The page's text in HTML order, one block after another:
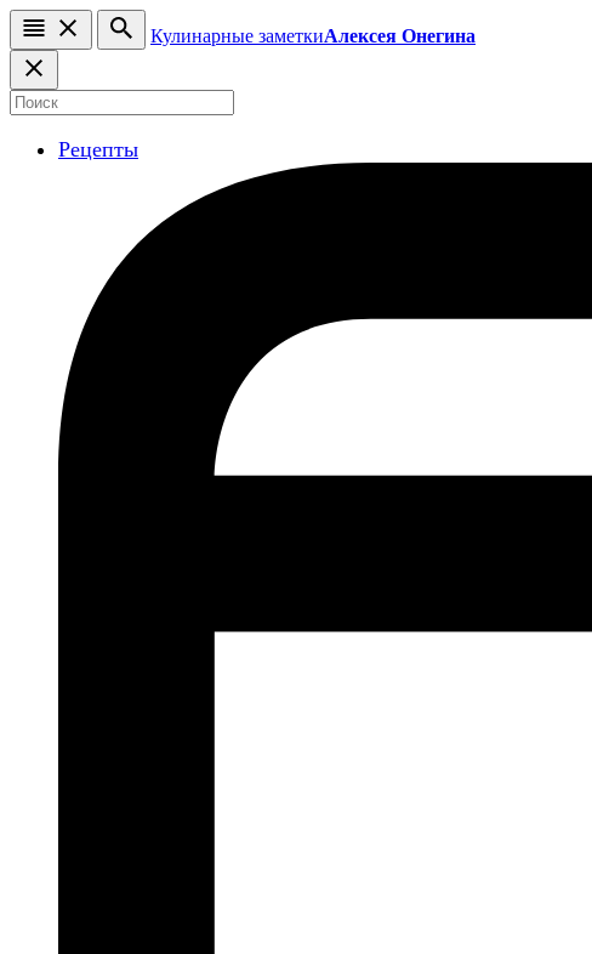
Кулинарные заметкиАлексея Онегина
Рецепты